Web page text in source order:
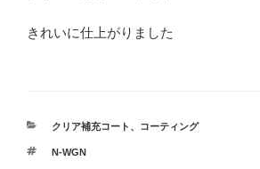
きれいに仕上がりました
カ
ゴ
クリア補充コート 、 コーティング
タ
N-WGN